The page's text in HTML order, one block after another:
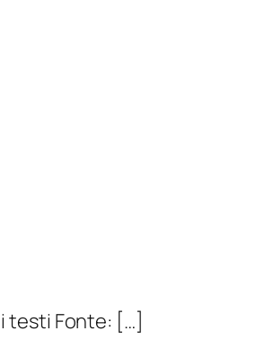
testi Fonte: […]